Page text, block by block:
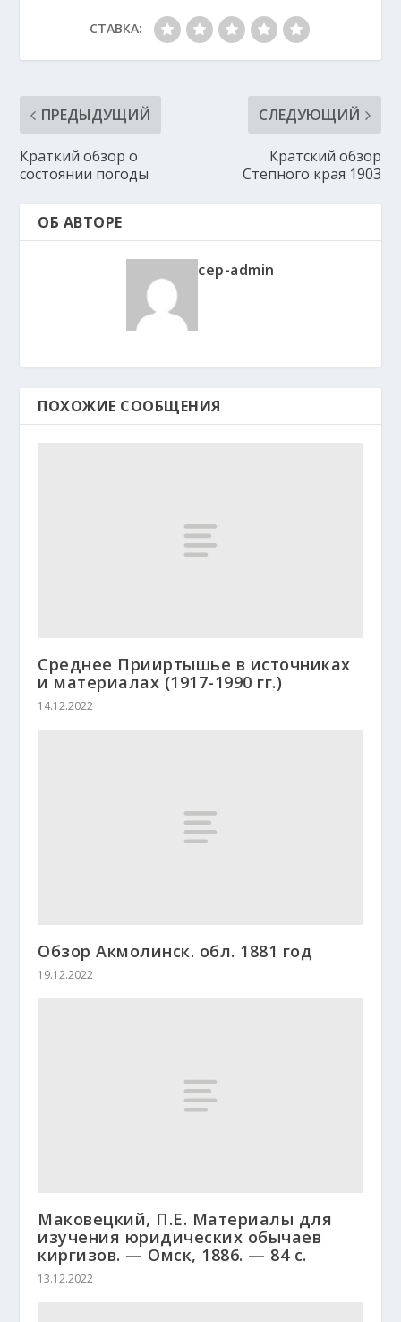
СТАВКА:
ПРЕДЫДУЩИЙ
Краткий обзор о
состоянии погоды
СЛЕДУЮЩИЙ
Кратский обзор
Степного края 1903
ОБ АВТОРЕ
cep-admin
ПОХОЖИЕ СООБЩЕНИЯ
Среднее Прииртышье в источниках
и материалах (1917-1990 гг.)
14.12.2022
Обзор Акмолинск. обл. 1881 год
19.12.2022
Маковецкий, П.Е. Материалы для
изучения юридических обычаев
киргизов. — Омск, 1886. — 84 c.
13.12.2022